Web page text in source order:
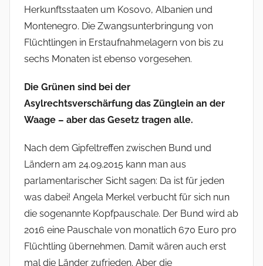
Herkunftsstaaten um Kosovo, Albanien und
Montenegro. Die Zwangsunterbringung von
Flüchtlingen in Erstaufnahmelagern von bis zu
sechs Monaten ist ebenso vorgesehen.
Die Grünen sind bei der
Asylrechtsverschärfung das Zünglein an der
Waage – aber das Gesetz tragen alle.
Nach dem Gipfeltreffen zwischen Bund und
Ländern am 24.09.2015 kann man aus
parlamentarischer Sicht sagen: Da ist für jeden
was dabei! Angela Merkel verbucht für sich nun
die sogenannte Kopfpauschale. Der Bund wird ab
2016 eine Pauschale von monatlich 670 Euro pro
Flüchtling übernehmen. Damit wären auch erst
mal die Länder zufrieden. Aber die